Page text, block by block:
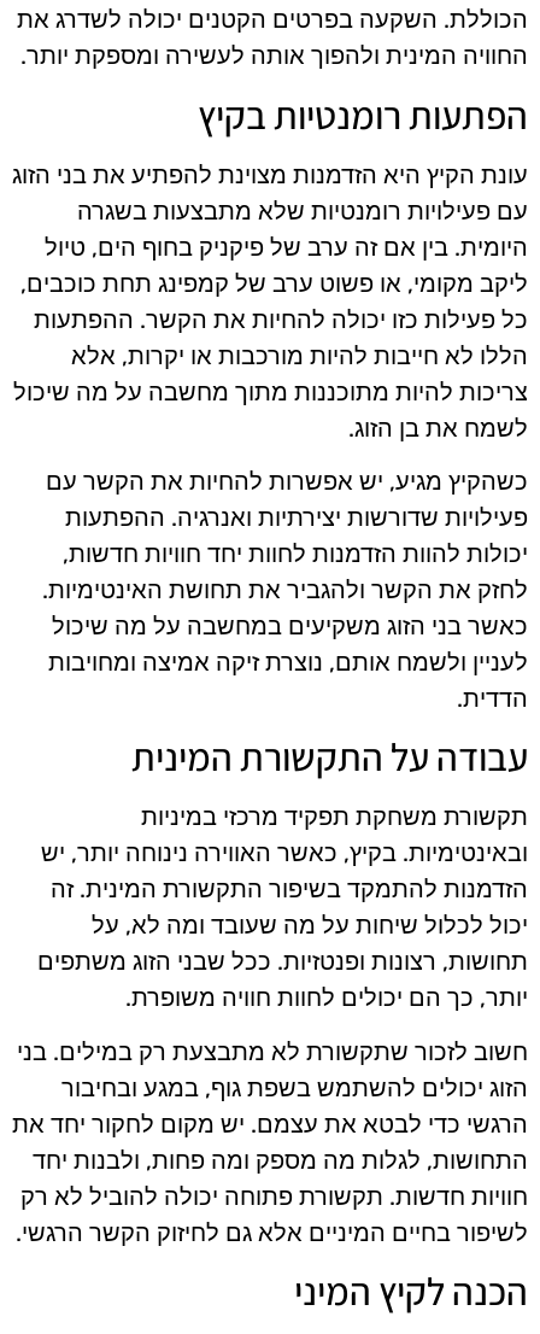
הכוללת. השקעה בפרטים הקטנים יכולה לשדרג את
החוויה המינית ולהפוך אותה לעשירה ומספקת יותר.
הפתעות רומנטיות בקיץ
עונת הקיץ היא הזדמנות מצוינת להפתיע את בני הזוג
עם פעילויות רומנטיות שלא מתבצעות בשגרה
היומית. בין אם זה ערב של פיקניק בחוף הים, טיול
ליקב מקומי, או פשוט ערב של קמפינג תחת כוכבים,
כל פעילות כזו יכולה להחיות את הקשר. ההפתעות
הללו לא חייבות להיות מורכבות או יקרות, אלא
צריכות להיות מתוכננות מתוך מחשבה על מה שיכול
לשמח את בן הזוג.
כשהקיץ מגיע, יש אפשרות להחיות את הקשר עם
פעילויות שדורשות יצירתיות ואנרגיה. ההפתעות
יכולות להוות הזדמנות לחוות יחד חוויות חדשות,
לחזק את הקשר ולהגביר את תחושת האינטימיות.
כאשר בני הזוג משקיעים במחשבה על מה שיכול
לעניין ולשמח אותם, נוצרת זיקה אמיצה ומחויבות
הדדית.
עבודה על התקשורת המינית
תקשורת משחקת תפקיד מרכזי במיניות
ובאינטימיות. בקיץ, כאשר האווירה נינוחה יותר, יש
הזדמנות להתמקד בשיפור התקשורת המינית. זה
יכול לכלול שיחות על מה שעובד ומה לא, על
תחושות, רצונות ופנטזיות. ככל שבני הזוג משתפים
יותר, כך הם יכולים לחוות חוויה משופרת.
חשוב לזכור שתקשורת לא מתבצעת רק במילים. בני
הזוג יכולים להשתמש בשפת גוף, במגע ובחיבור
הרגשי כדי לבטא את עצמם. יש מקום לחקור יחד את
התחושות, לגלות מה מספק ומה פחות, ולבנות יחד
חוויות חדשות. תקשורת פתוחה יכולה להוביל לא רק
לשיפור בחיים המיניים אלא גם לחיזוק הקשר הרגשי.
הכנה לקיץ המיני